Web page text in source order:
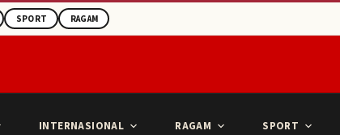
SPORT RAGAM
INTERNASIONAL RAGAM SPORT